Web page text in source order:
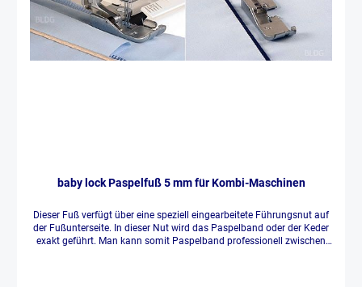
baby lock Paspelfuß 5 mm für Kombi-Maschinen
Dieser Fuß verfügt über eine speziell eingearbeitete Führungsnut auf
der Fußunterseite. In dieser Nut wird das Paspelband oder der Keder
exakt geführt. Man kann somit Paspelband professionell zwischen